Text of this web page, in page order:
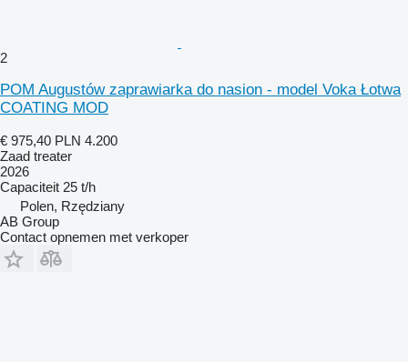
2
POM Augustów zaprawiarka do nasion - model Voka Łotwa
COATING MOD
€ 975,40 PLN 4.200
Zaad treater
2026
Capaciteit 25 t/h
Polen, Rzędziany
AB Group
Contact opnemen met verkoper